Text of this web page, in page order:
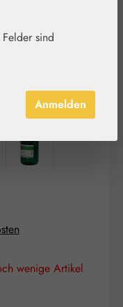
wenige Artikel
sind
Anmelden